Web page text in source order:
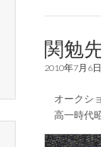
関勉
2010年7月6日
オークシ
高一時代